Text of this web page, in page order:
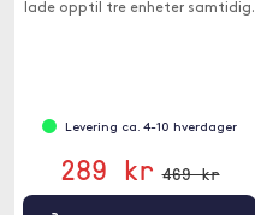
lade opptil tre enheter samtidig.
Levering ca. 4-10 hverdager
289 kr 469 kr